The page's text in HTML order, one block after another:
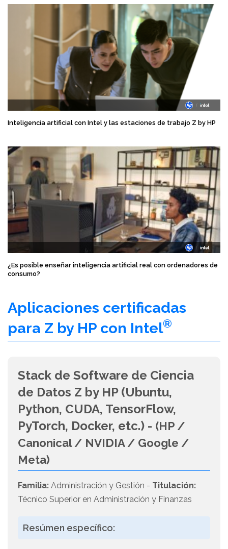
Inteligencia artificial con Intel y las estaciones de trabajo Z by HP
¿Es posible enseñar inteligencia artificial real con ordenadores de
consumo?
Aplicaciones certificadas
para Z by HP con Intel®
Stack de Software de Ciencia
de Datos Z by HP (Ubuntu,
Python, CUDA, TensorFlow,
PyTorch, Docker, etc.) - (HP /
Canonical / NVIDIA / Google /
Meta)
Familia: Administración y Gestión - Titulación:
Técnico Superior en Administración y Finanzas
Resúmen específico: